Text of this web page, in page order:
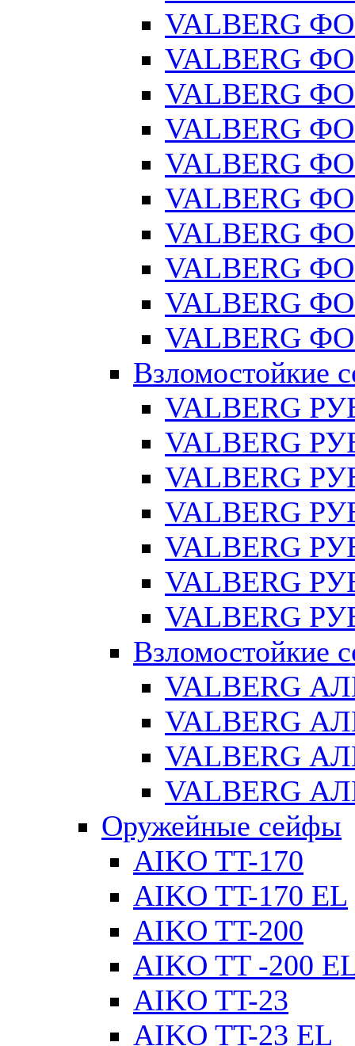
VALBERG
VALBERG
VALBERG
VALBERG
VALBERG
VALBERG
VALBERG
VALBERG
VALBERG
VALBERG
Взломостойкие
VALBERG
VALBERG
VALBERG
VALBERG
VALBERG
VALBERG
VALBERG
Взломостойкие
VALBERG
VALBERG
VALBERG
VALBERG
Оружейные сейфы
AIKO TT-170
AIKO TT-170 EL
AIKO TT-200
AIKO TT -200
AIKO TT-23
AIKO TT-23 EL